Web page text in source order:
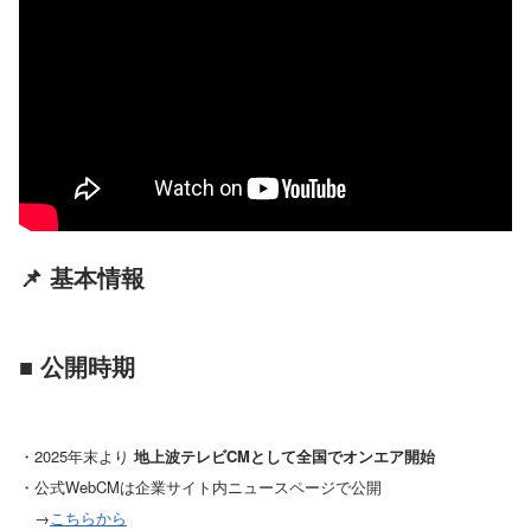
📌 基本情報
■ 公開時期
・2025年末より 地上波テレビCMとして全国でオンエア開始
・公式WebCMは企業サイト内ニュースページで公開
→こちらから